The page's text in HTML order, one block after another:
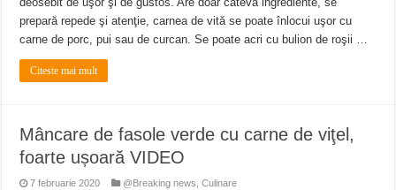
prepară repede şi atenţie, carnea de vită se poate înlocui uşor cu
carne de porc, pui sau de curcan. Se poate acri cu bulion de roşii …
Citeste mai mult
Mâncare de fasole verde cu carne de viţel,
foarte ușoară VIDEO
7 februarie 2020 @Breaking news ,Culinare